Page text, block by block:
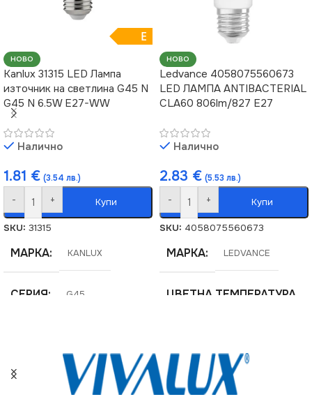
E
НОВО
Kanlux 31315 LED Лампа
източник на светлина G45 N
G45 N 6.5W E27-WW
Налично
1.81 € (3.54 лв.)
- + Купи
SKU: 31315
МАРКА KANLUX
СЕРИЯ G45
НОВО
Ledvance 4058075560673
LED ЛАМПА ANTIBACTERIAL
CLA60 806lm/827 E27
Налично
2.83 € (5.53 лв.)
- + Купи
SKU: 4058075560673
МАРКА LEDVANCE
ЦВЕТНА ТЕМПЕРАТУРА
ЦОКЪЛ E27